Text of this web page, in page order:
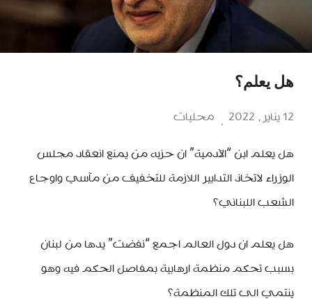
هل يعلم؟
12 يناير، 2022 محليات
هل يعلم ابن “الآدمية” ان حزبه من يمنع انعقاد مجلس
الوزراء لاتخاذ التدابير اللازمة للتخفيف من مآسي واوجاع
الشعب اللبناني؟
هل يعلم ان دول العالم اجمع “نفضت” يدها من لبنان
بسبب تحكم منظمة ارهابية بمفاصل الحكم فيه وهو
ينتمي الى تلك المنظمة؟